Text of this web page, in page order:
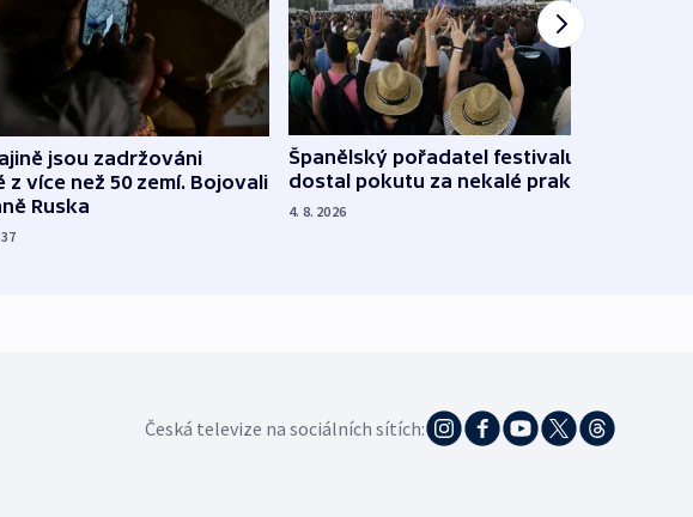
jsou zadržováni
z více než 50 zemí. Bojovali
Ruska
Španělský pořadatel festivalu
dostal pokutu za nekalé praktiky
4. 8. 2026
Česká televize na sociálních sítích: